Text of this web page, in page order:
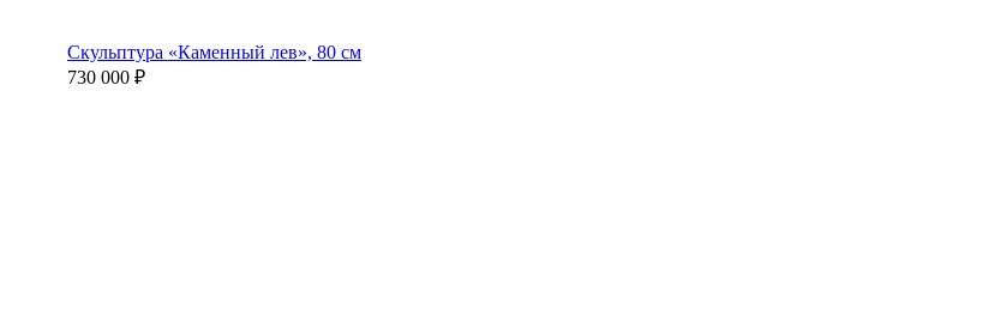
Скульптура «Каменный лев», 80 см
730 000 ₽